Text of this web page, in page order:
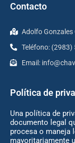
Contacto
Adolfo Gonzales
Teléfono:
Email:
Política de
Una política de
documento legal
procesa o maneja
mayoritariamente